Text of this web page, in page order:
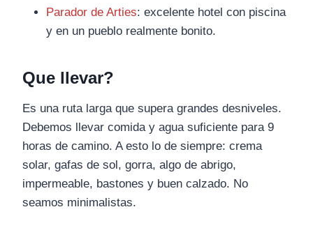
Parador de Arties: excelente hotel con piscina
y en un pueblo realmente bonito.
Que llevar?
Es una ruta larga que supera grandes desniveles.
Debemos llevar comida y agua suficiente para 9
horas de camino. A esto lo de siempre: crema
solar, gafas de sol, gorra, algo de abrigo,
impermeable, bastones y buen calzado. No
seamos minimalistas.